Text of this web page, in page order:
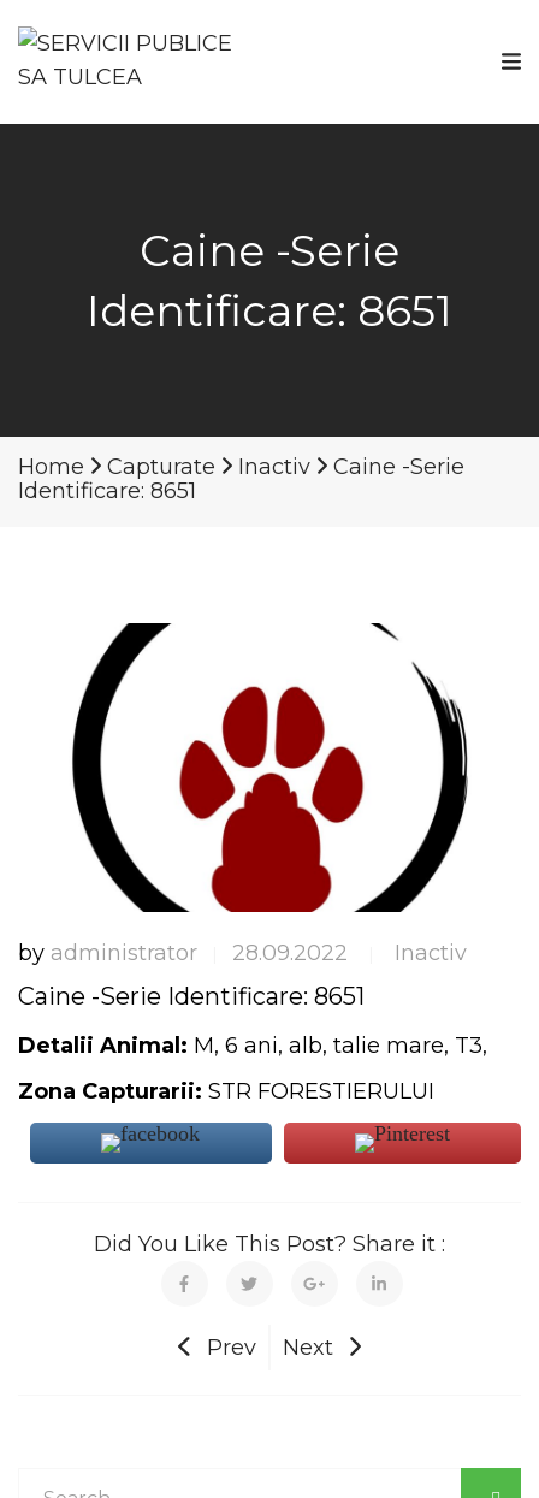
Caine -Serie
Identificare: 8651
Home Capturate Inactiv
Caine -Serie
Identificare: 8651
by administrator 28.09.2022 Inactiv
Caine -Serie Identificare: 8651
Detalii Animal: M, 6 ani, alb, talie mare, T3,
Zona Capturarii: STR FORESTIERULUI
Did You Like This Post? Share it :
Prev Next